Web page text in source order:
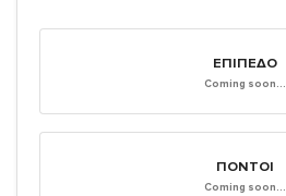
ΕΠΊΠΕΔΟ
Coming soon...
ΠΌΝΤΟΙ
Coming soon...